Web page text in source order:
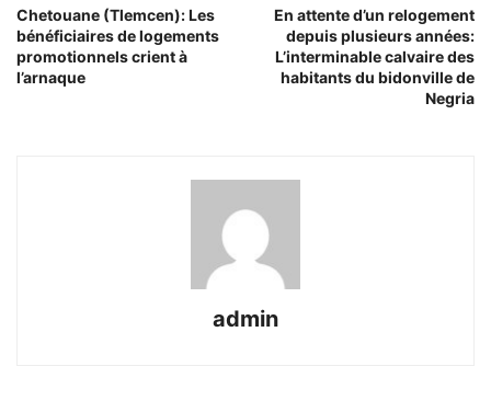
Chetouane (Tlemcen): Les
bénéficiaires de logements
promotionnels crient à
l’arnaque
En attente d’un relogement
depuis plusieurs années:
L’interminable calvaire des
habitants du bidonville de
Negria
admin